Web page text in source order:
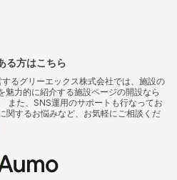
る方はこちら
るグリーエックス株式会社では、施設の
魅力的に紹介する施設ページの開設なら
また、SNS運用のサポートも行なってお
関するお悩みなど、お気軽にご相談くだ